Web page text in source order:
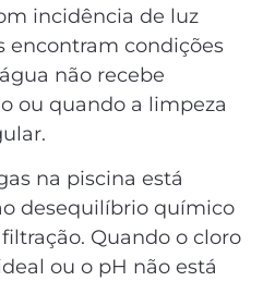
incidência de luz
encontram condições
não recebe
ou quando a limpeza
na piscina está
desequilíbrio químico
Quando o cloro
ou o pH não está